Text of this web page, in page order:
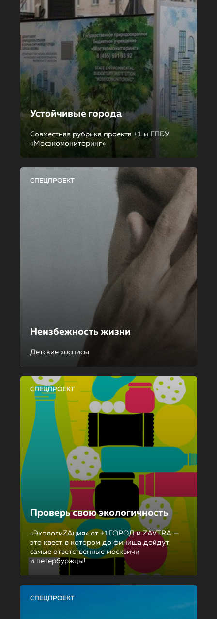
Устойчивые города
Совместная рубрика проекта +1 и ГПБУ
«Мосэкомониторинг»
СПЕЦПРОЕКТ
Неизбежность жизни
Детские хосписы
СПЕЦПРОЕКТ
Проверь свою экологичность
«ЭкологиZAция» от +1ГОРОД и ZAVTRA —
это квест, в котором до финиша дойдут
самые ответственные москвичи
и петербуржцы!
СПЕЦПРОЕКТ